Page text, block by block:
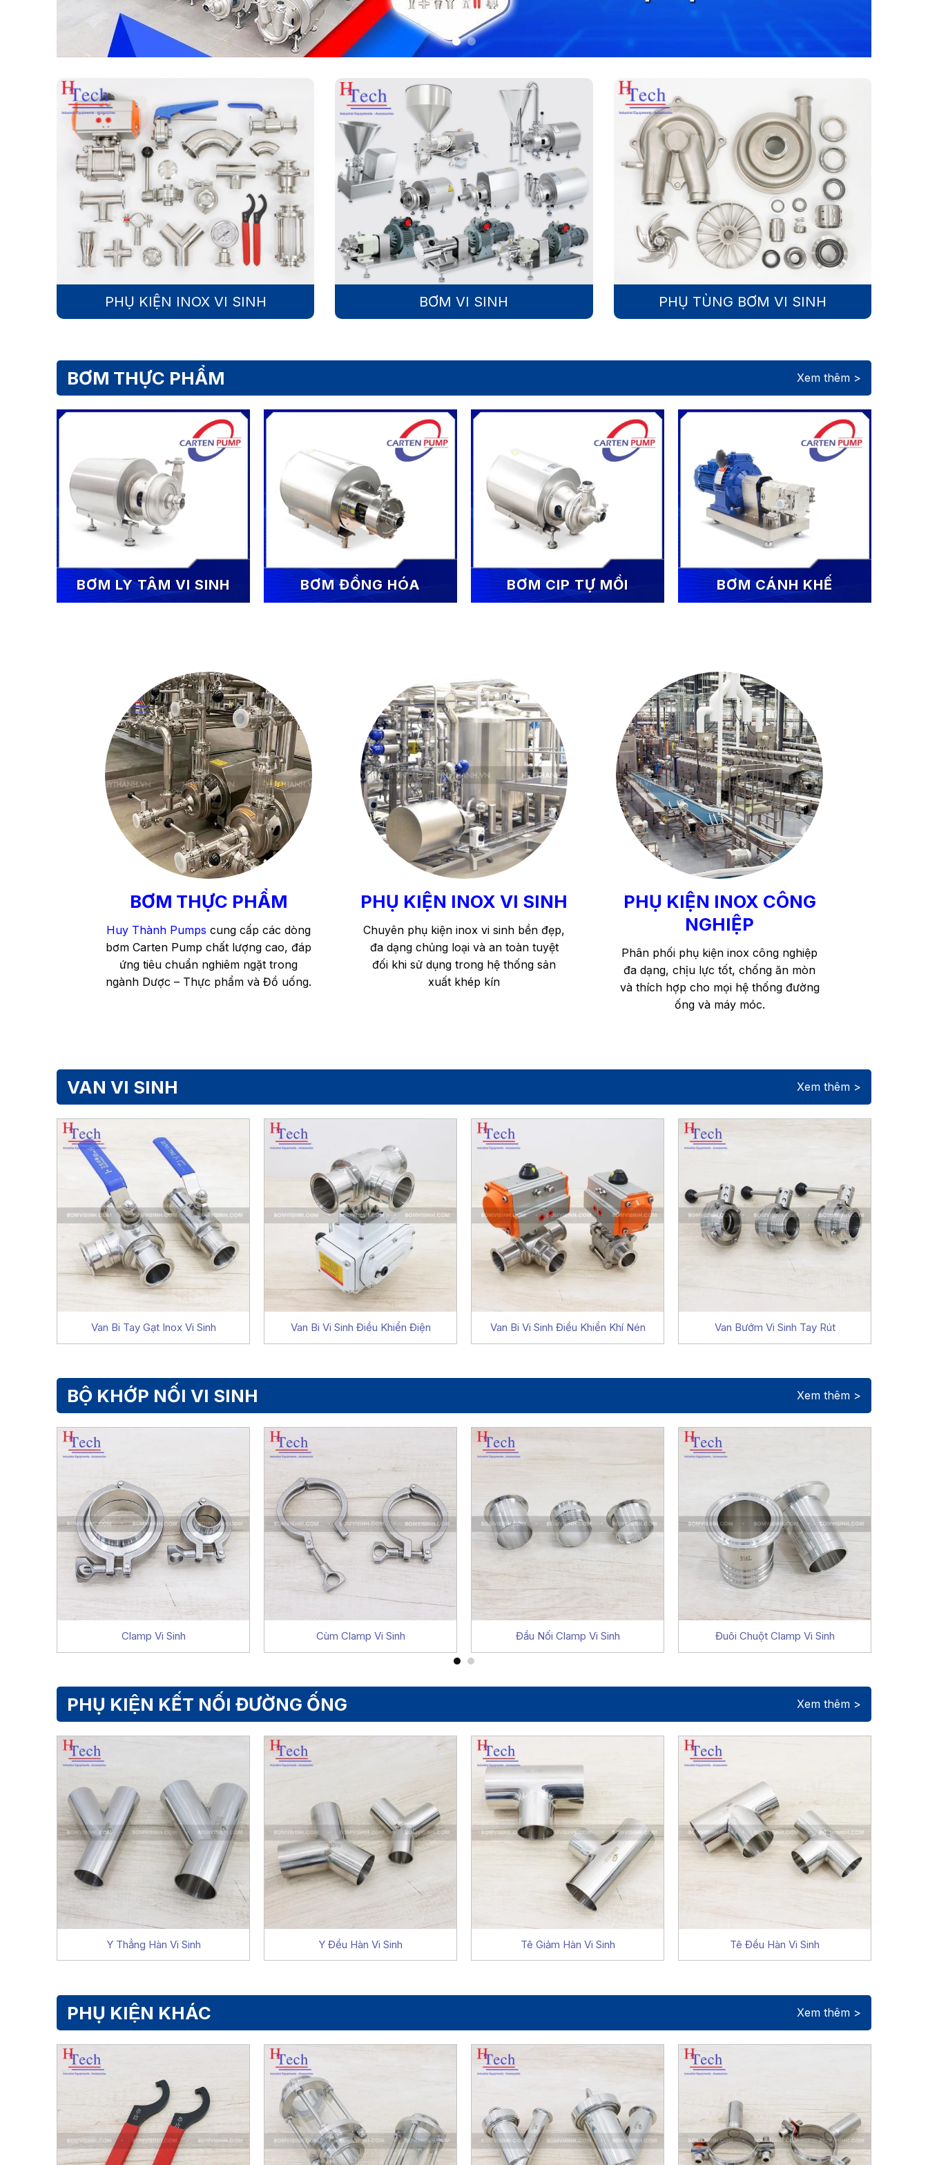
PHỤ KIỆN INOX VI SINH BƠM VI SINH PHỤ TÙNG BƠM VI SINH
BƠM THỰC PHẨM Xem thêm >
BƠM LY TÂM VI SINH BƠM ĐỒNG HÓA BƠM CIP TỰ MỒI BƠM CÁNH KHẾ
BƠM THỰC PHẨM
Huy Thành Pumps cung cấp các dòng
bơm Carten Pump chất lượng cao, đáp
ứng tiêu chuẩn nghiêm ngặt trong
ngành Dược – Thực phẩm và Đồ uống.
PHỤ KIỆN INOX VI SINH
Chuyên phụ kiện inox vi sinh bền đẹp,
đa dạng chủng loại và an toàn tuyệt
đối khi sử dụng trong hệ thống sản
xuất khép kín
PHỤ KIỆN INOX CÔNG
NGHIỆP
Phân phối phụ kiện inox công nghiệp
đa dạng, chịu lực tốt, chống ăn mòn
và thích hợp cho mọi hệ thống đường
ống và máy móc.
VAN VI SINH Xem thêm >
Van Bi Tay Gạt Inox Vi Sinh Van Bi Vi Sinh Điều Khiển Điện Van Bi Vi Sinh Điều Khiển Khí Nén Van Bướm Vi Sinh Tay Rút
BỘ KHỚP NỐI VI SINH Xem thêm >
Clamp Vi Sinh Cùm Clamp Vi Sinh Đầu Nối Clamp Vi Sinh Đuôi Chuột Clamp Vi Sinh
PHỤ KIỆN KẾT NỐI ĐƯỜNG ỐNG Xem thêm >
Y Thẳng Hàn Vi Sinh Y Đều Hàn Vi Sinh Tê Giảm Hàn Vi Sinh Tê Đều Hàn Vi Sinh
PHỤ KIỆN KHÁC Xem thêm >